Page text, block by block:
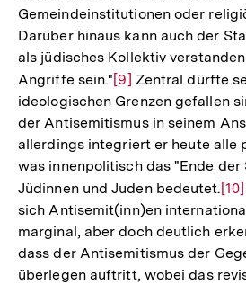
Gemeindeinstitutionen oder
Darüber hinaus kann auch der
als jüdisches Kollektiv
Angriffe sein."Zur
Auflösung
der
Fußnote
[9] Zentral dürfte
ideologischen Grenzen gefallen
der Antisemitismus in seinem
allerdings integriert er heute alle
was innenpolitisch das "Ende der
Jüdinnen und Juden bedeutet. Zur
der
[10]
sich Antisemit(inn)en
marginal, aber doch deutlich
dass der Antisemitismus der
überlegen auftritt, wobei das